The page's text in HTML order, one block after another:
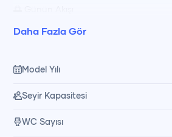
Tur boyunca turkuaz sularda yüzme
🍽️ yemeğinizi dilediğiniz şekilde
zaman yüzebilir, güneşlenebilir ya da
Daha Fazla Gör
Model Yılı
Seyir Kapasitesi
WC Sayısı